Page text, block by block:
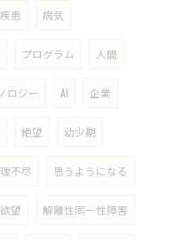
患 病気
プログラム 人間
ロジー AI 企業
絶望 幼少期
理不尽 思うようになる
欲望 解離性同一性障害